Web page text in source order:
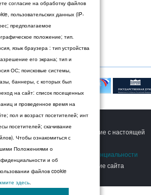
Дума Ставропольского края.
Пользователем означает согласие с настоящей
конфиденциальности
с условиями
Политики конфиденциальности
должен прекратить использование сайта
согласие на обработку файлов
пользовательских данных (IP-
предполагаемое
положение; тип.
язык браузера : тип устройства
его экрана; тип и
ОС; поисковые системы,
баннеры, с которых был
на сайт: список посещенных
и проведенное время на
пол и возраст посетителей; инт
посетителей; скачивание
Чтобы ознакомиться с
Положениями о
и об
файлов cookie
здесь.